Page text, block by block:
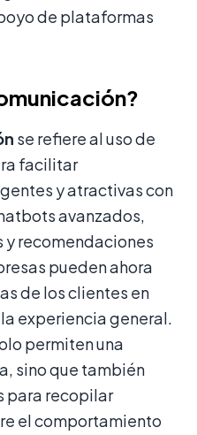
de plataformas
se refiere al uso de
facilitar
y atractivas con
avanzados,
recomendaciones
pueden ahora
de los clientes en
experiencia general.
permiten una
sino que también
para recopilar
el comportamiento